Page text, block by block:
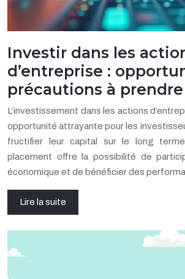
Investir dans les
d’entreprise :
précautions à prendre
L’investissement dans les actions
opportunité attrayante pour les
fructifier leur capital sur le long
placement offre la possibilité de
économique et de bénéficier des
Lire la suite